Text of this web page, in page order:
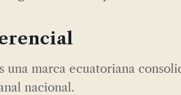
una marca ecuatoriana
nacional.